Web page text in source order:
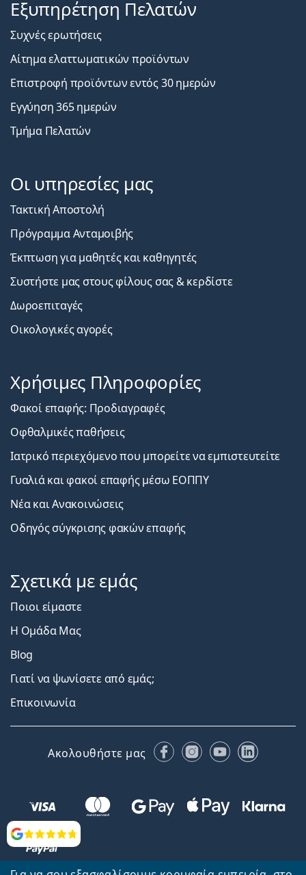
Αξιολογήσεις
Εξυπηρέτηση Πελατών
Συχνές ερωτήσεις
Αίτημα ελαττωματικών προϊόντων
Επιστροφή προϊόντων εντός 30 ημερών
Εγγύηση 365 ημερών
Τμήμα Πελατών
Οι υπηρεσίες μας
Τακτική Αποστολή
Πρόγραμμα Ανταμοιβής
Έκπτωση για μαθητές και καθηγητές
Συστήστε μας στους φίλους σας & κερδίστε
Δωροεπιταγές
Οικολογικές αγορές
Χρήσιμες Πληροφορίες
Φακοί επαφής: Προδιαγραφές
Οφθαλμικές παθήσεις
Ιατρικό περιεχόμενο που μπορείτε να εμπιστευτείτε
Γυαλιά και φακοί επαφής μέσω ΕΟΠΠΥ
Νέα και Ανακοινώσεις
Οδηγός σύγκρισης φακών επαφής
Σχετικά με εμάς
Ποιοι είμαστε
Η Ομάδα Μας
Blog
Γιατί να ψωνίσετε από εμάς;
Επικοινωνία
Ακολουθήστε μας FacebookInstagram
YouTubeLinkedIn